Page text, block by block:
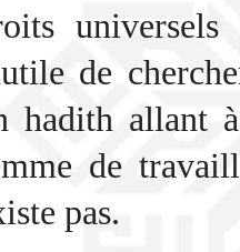
de
hadith allant
de
pas.